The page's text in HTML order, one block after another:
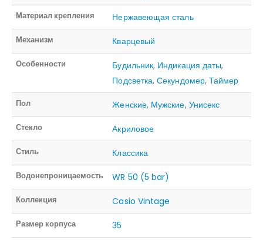
Материал крепления Нержавеющая сталь
Механизм Кварцевый
Особенности Будильник, Индикация даты,
Подсветка,Секундомер,Таймер
Пол Женские, Мужские, Унисекс
Стекло Акриловое
Стиль Классика
Водонепроницаемость WR 50 (5 bar)
Коллекция Casio Vintage
Размер корпуса 35